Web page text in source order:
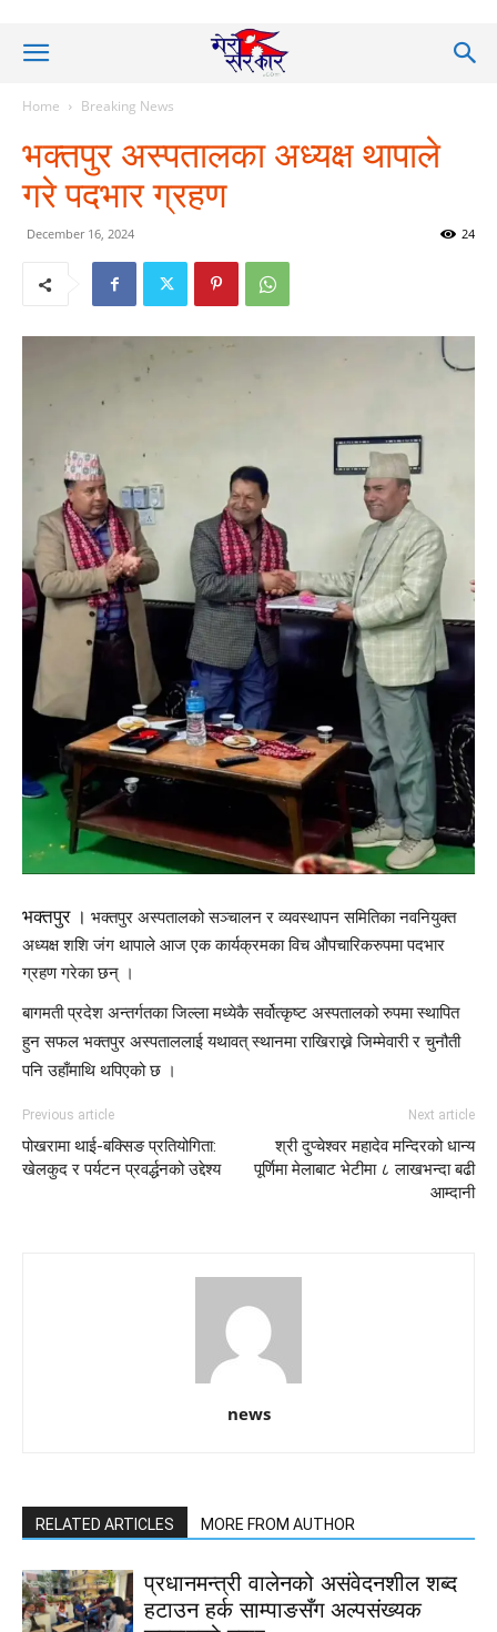
Home Breaking News
भक्तपुर अस्पतालका अध्यक्ष थापाले
गरे पदभार ग्रहण
December 16, 2024 24
भक्तपुर । भक्तपुर अस्पतालको सञ्चालन र व्यवस्थापन समितिका नवनियुक्त
अध्यक्ष शशि जंग थापाले आज एक कार्यक्रमका विच औपचारिकरुपमा‌ पदभार
ग्रहण गरेका छन् ।
बागमती प्रदेश अन्तर्गतका जिल्ला मध्येकै सर्वोत्कृष्ट अस्पतालको रुपमा स्थापित
हुन सफल भक्तपुर अस्पताललाई यथावत् स्थानमा राखिराख्ने जिम्मेवारी र चुनौती
पनि उहाँमाथि थपिएको छ ।
Previous article
पोखरामा थाई-बक्सिङ प्रतियोगिता:
खेलकुद र पर्यटन प्रवर्द्धनको उद्देश्य
Next article
श्री दुप्चेश्वर महादेव मन्दिरको धान्य
पूर्णिमा मेलाबाट भेटीमा ८ लाखभन्दा बढी
आम्दानी
news
RELATED ARTICLES MORE FROM AUTHOR
प्रधानमन्त्री वालेनको असंवेदनशील शब्द
हटाउन हर्क साम्पाङसँग अल्पसंख्यक